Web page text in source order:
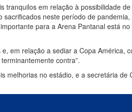
em relação à possibilidade
neste período de
para a Arena Pantanal está
em relação a sediar a Copa América,
contra”.
no estádio, e a secretária de